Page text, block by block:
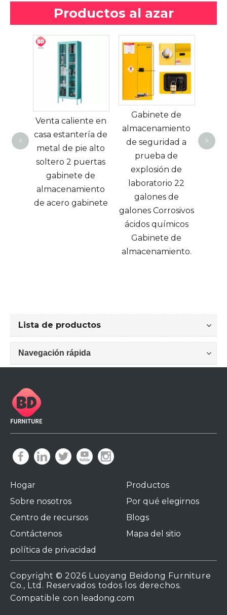
Productos al azar
Venta caliente en
casa estantería de
metal de pie alto
soltero 2 puertas
gabinete de
almacenamiento
de acero gabinete
Gabinete de
almacenamiento
de seguridad a
prueba de
explosión de
laboratorio 22
galones de
galones Corrosivos
ácidos químicos
Gabinete de
almacenamiento.
< >
Lista de productos
Navegación rápida
Hogar
Productos
Sobre nosotros
Por qué elegirnos
Centro de recursos
Blogs
Contáctenos
Mapa del sitio
política de privacidad
Copyright © 2026 Luoyang Beidong Furniture
Co., Ltd. Reservados todos los derechos.
Compatible con leadong.com